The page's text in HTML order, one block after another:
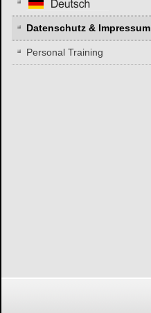
Datenschutz & Impressum
Personal Training